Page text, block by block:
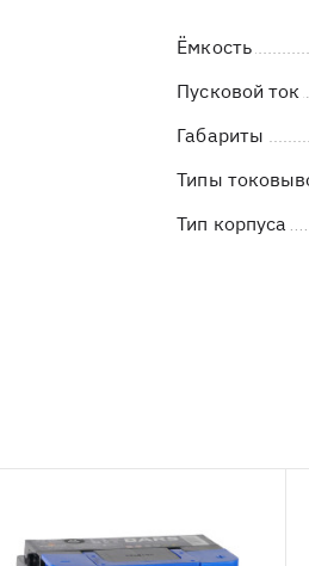
Ёмкость
Пусковой ток
Габариты
Типы
Тип корпуса